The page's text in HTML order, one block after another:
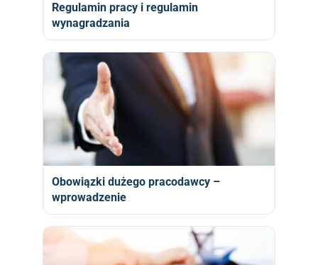
Regulamin pracy i regulamin
wynagradzania
Obowiązki dużego pracodawcy –
wprowadzenie